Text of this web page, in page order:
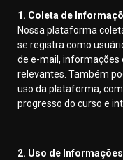
1. Coleta de
Nossa plataforma
se registra como
de e-mail, informações
relevantes. Também
uso da plataforma,
progresso do curso e
2. Uso de Informações